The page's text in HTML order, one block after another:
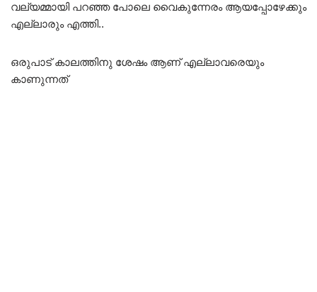
വല്യമ്മായി പറഞ്ഞ പോലെ വൈകുന്നേരം ആയപ്പോഴേക്കും
എല്ലാരും എത്തി..
ഒരുപാട് കാലത്തിനു ശേഷം ആണ് എല്ലാവരെയും
കാണുന്നത്